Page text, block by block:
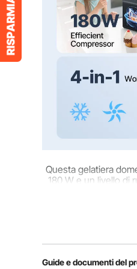
Materiale esterno
Materiale del
Materiale del cilindro di
raffreddamento
Peso dell'articolo
Questa gelatiera
180 W e un livello di
Guide e documenti del